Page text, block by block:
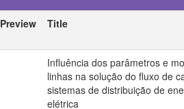
Preview Title
Influência dos parâmetros e
linhas na solução do fluxo de
sistemas de distribuição de
elétrica